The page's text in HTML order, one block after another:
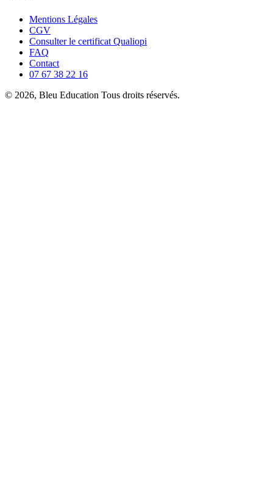
Mentions Légales
CGV
Consulter le certificat Qualiopi
FAQ
Contact
07 67 38 22 16
© 2026, Bleu Education Tous droits réservés.